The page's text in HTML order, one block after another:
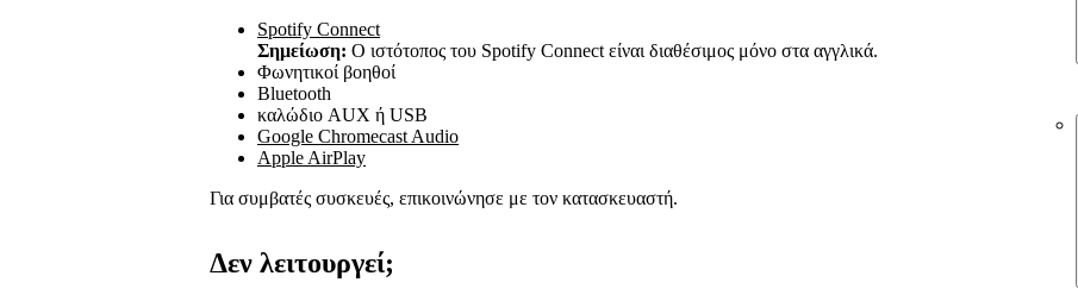
Spotify Connect
Σημείωση: Ο ιστότοπος του Spotify Connect είναι διαθέσιμος μόνο στα αγγλικά.
Φωνητικοί βοηθοί
Bluetooth
καλώδιο AUX ή USB
Google Chromecast Audio
Apple AirPlay
Για συμβατές συσκευές, επικοινώνησε με τον κατασκευαστή.
Δεν λειτουργεί;